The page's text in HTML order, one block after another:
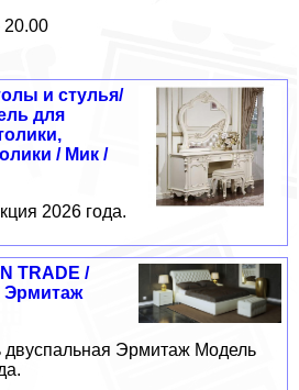
20.00
и стулья/
для
/ Мик /
2026 года.
TRADE /
Эрмитаж
двуспальная Эрмитаж Модель